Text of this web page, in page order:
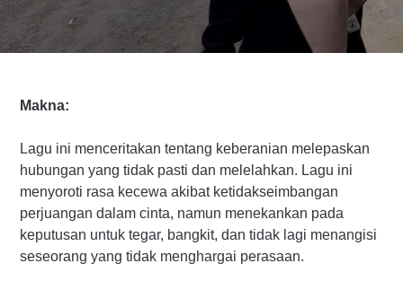
Makna:
Lagu ini menceritakan tentang keberanian melepaskan
hubungan yang tidak pasti dan melelahkan. Lagu ini
menyoroti rasa kecewa akibat ketidakseimbangan
perjuangan dalam cinta, namun menekankan pada
keputusan untuk tegar, bangkit, dan tidak lagi menangisi
seseorang yang tidak menghargai perasaan.